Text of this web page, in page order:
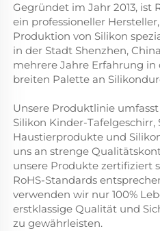
Gegründet im Jahr 2013, ist
ein professioneller
Produktion von Silikon
in der Stadt Shenzhen,
mehrere Jahre Erfahrung in
breiten Palette an
Unsere Produktlinie
Silikon Kinder-Tafelgeschirr,
Haustierprodukte und
uns an strenge
unsere Produkte zertifiziert
RoHS-Standards
verwenden wir nur 100%
erstklassige Qualität und
zu gewährleisten.